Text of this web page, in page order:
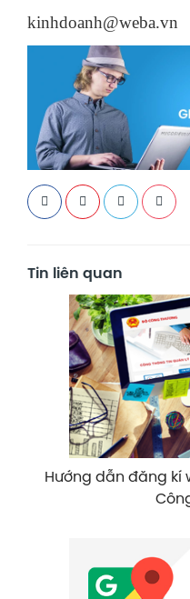
kinhdoanh@weba.vn
Tin liên quan
Hướng dẫn đăng kí